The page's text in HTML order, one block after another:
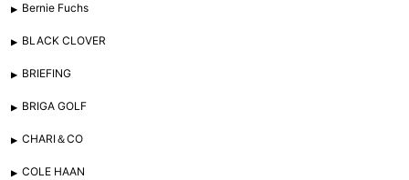
Bernie Fuchs
BLACK CLOVER
BRIEFING
BRIGA GOLF
CHARI＆CO
COLE HAAN